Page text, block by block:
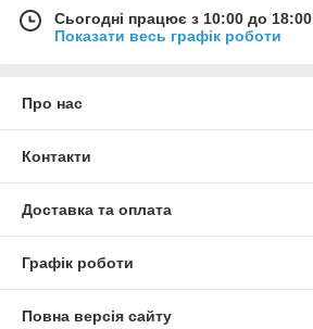
Сьогодні працює з 10:00 до 18:00
Показати весь графік роботи
Про нас
Контакти
Доставка та оплата
Графік роботи
Повна версія сайту